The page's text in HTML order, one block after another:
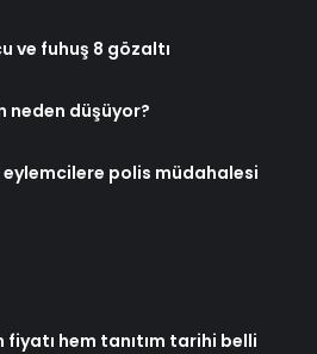
ve fuhuş 8 gözaltı
neden düşüyor?
eylemcilere polis müdahalesi
fiyatı hem tanıtım tarihi belli